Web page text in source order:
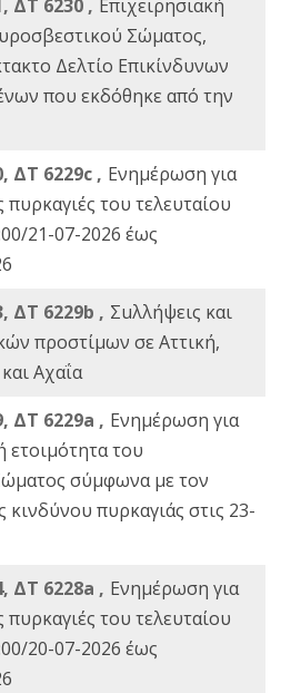
ΔΤ 6230 , Επιχειρησιακή
Σώματος,
Δελτίο Επικίνδυνων
που εκδόθηκε από την
ΔΤ 6229c , Ενημέρωση για
πυρκαγιές του τελευταίου
21-07-2026 έως
ΔΤ 6229b , Σuλλήψεις και
προστίμων σε Αττική,
Αχαΐα
ΔΤ 6229a , Ενημέρωση για
ετοιμότητα του
σύμφωνα με τον
πυρκαγιάς στις 23-
ΔΤ 6228a , Ενημέρωση για
πυρκαγιές του τελευταίου
20-07-2026 έως